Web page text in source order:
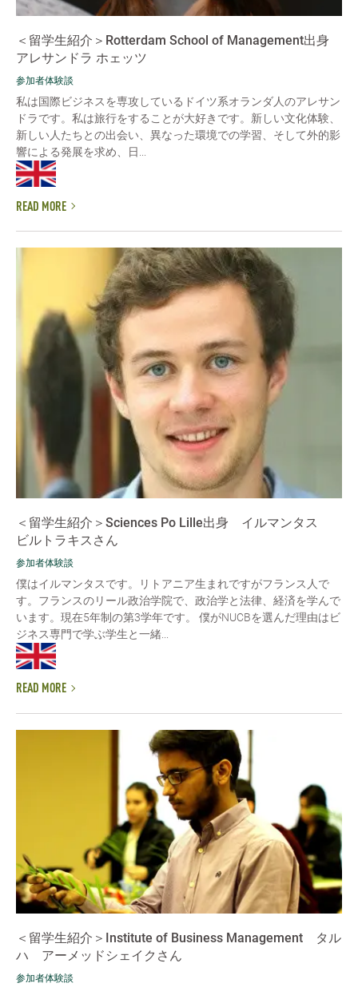
＜留学生紹介＞Rotterdam School of Management出身
アレサンドラ ホェッツ
参加者体験談
私は国際ビジネスを専攻しているドイツ系オランダ人のアレサン
ドラです。私は旅行をすることが大好きです。新しい文化体験、
新しい人たちとの出会い、異なった環境での学習、そして外的影
響による発展を求め、日...
READ MORE
＜留学生紹介＞Sciences Po Lille出身 イルマンタス
ビルトラキスさん
参加者体験談
僕はイルマンタスです。リトアニア生まれですがフランス人で
す。フランスのリール政治学院で、政治学と法律、経済を学んで
います。現在5年制の第3学年です。 僕がNUCBを選んだ理由はビ
ジネス専門で学ぶ学生と一緒...
READ MORE
＜留学生紹介＞Institute of Business Management タル
ハ アーメッドシェイクさん
参加者体験談